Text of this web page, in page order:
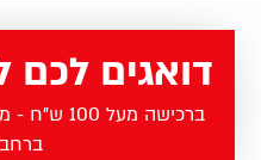
דואגים לכם
ברכישה